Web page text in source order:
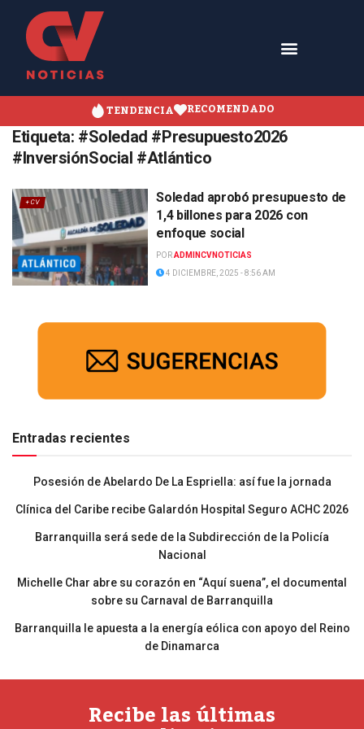
TENDENCIA RECOMENDADO
Etiqueta: #Soledad #Presupuesto2026
#InversiónSocial #Atlántico
+CV
Soledad aprobó presupuesto de
1,4 billones para 2026 con
enfoque social
PORADMINCVNOTICIAS
4 DICIEMBRE, 2025 - 8:56 AM
Entradas recientes
Posesión de Abelardo De La Espriella: así fue la jornada
Clínica del Caribe recibe Galardón Hospital Seguro ACHC 2026
Barranquilla será sede de la Subdirección de la Policía
Nacional
Michelle Char abre su corazón en “Aquí suena”, el documental
sobre su Carnaval de Barranquilla
Barranquilla le apuesta a la energía eólica con apoyo del Reino
de Dinamarca
Recibe las últimas